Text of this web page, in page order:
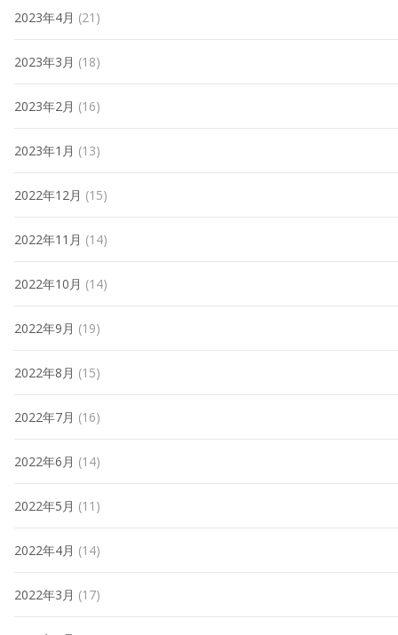
2023年4月 (21)
2023年3月 (18)
2023年2月 (16)
2023年1月 (13)
2022年12月 (15)
2022年11月 (14)
2022年10月 (14)
2022年9月 (19)
2022年8月 (15)
2022年7月 (16)
2022年6月 (14)
2022年5月 (11)
2022年4月 (14)
2022年3月 (17)